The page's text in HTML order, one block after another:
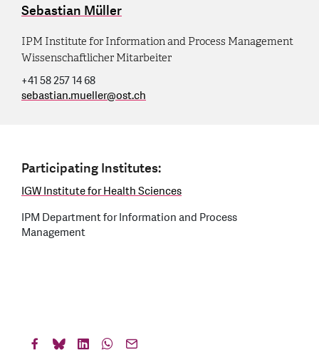
Sebastian Müller
IPM Institute for Information and Process Management
Wissenschaftlicher Mitarbeiter
+41 58 257 14 68
sebastian.mueller@ost.ch
Participating Institutes:
IGW Institute for Health Sciences
IPM Department for Information and Process
Management